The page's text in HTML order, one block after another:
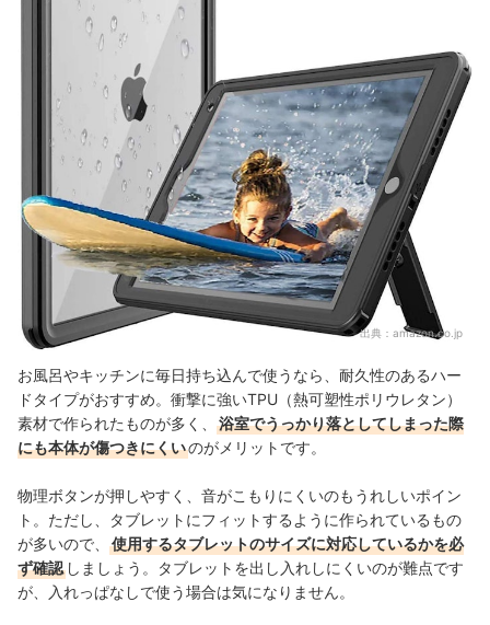
出典： amazon.co.jp
お風呂やキッチンに毎日持ち込んで使うなら、耐久性のあるハー
ドタイプがおすすめ。衝撃に強いTPU（熱可塑性ポリウレタン）
素材で作られたものが多く、
浴室でうっかり落としてしまった際
にも本体が傷つきにくいのがメリットです。
物理ボタンが押しやすく、音がこもりにくいのもうれしいポイン
ト。ただし、タブレットにフィットするように作られているもの
が多いので、
使用するタブレットのサイズに対応しているかを必
ず確認 しましょう。タブレットを出し入れしにくいのが難点です
が、入れっぱなしで使う場合は気になりません。